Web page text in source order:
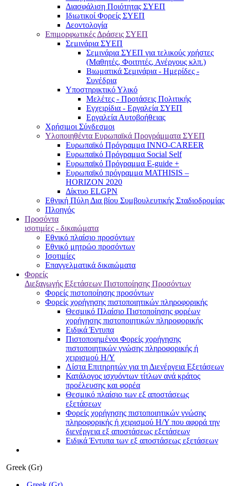
Διασφάλιση Ποιότητας ΣΥΕΠ
Ιδιωτικοί Φορείς ΣΥΕΠ
Δεοντολογία
Επιμορφωτικές Δράσεις ΣΥΕΠ
Σεμινάρια ΣΥΕΠ
Σεμινάρια ΣΥΕΠ για τελικούς χρήστες
(Μαθητές, Φοιτητές, Ανέργους κλπ.)
Βιωματικά Σεμινάρια - Ημερίδες -
Συνέδρια
Υποστηρικτικό Υλικό
Μελέτες - Προτάσεις Πολιτικής
Εγχειρίδια - Εργαλεία ΣΥΕΠ
Εργαλεία Αυτοβοήθειας
Χρήσιμοι Σύνδεσμοι
Υλοποιηθέντα Ευρωπαϊκά Προγράμματα ΣΥΕΠ
Ευρωπαϊκό Πρόγραμμα INNO-CAREER
Ευρωπαϊκό Πρόγραμμα Social Self
Ευρωπαϊκό Πρόγραμμα E-guide +
Ευρωπαϊκό πρόγραμμα MATHISIS –
HORIZON 2020
Δίκτυο ELGPN
Εθνική Πύλη Δια βίου Συμβουλευτικής Σταδιοδρομίας
Πλοηγός
Προσόντα
ισοτιμίες - δικαιώματα
Εθνικό πλαίσιο προσόντων
Εθνικό μητρώο προσόντων
Ισοτιμίες
Επαγγελματικά δικαιώματα
Φορείς
Διεξαγωγής Εξετάσεων Πιστοποίησης Προσόντων
Φορείς πιστοποίησης προσόντων
Φορείς χορήγησης πιστοποιητικών πληροφορικής
Θεσμικό Πλαίσιο Πιστοποίησης φορέων
χορήγησης πιστοποιητικών πληροφορικής
Ειδικά Έντυπα
Πιστοποιημένοι Φορείς χορήγησης
πιστοποιητικών γνώσης πληροφορικής ή
χειρισμού Η/Υ
Λίστα Επιτηρητών για τη Διενέργεια Εξετάσεων
Κατάλογος ισχυόντων τίτλων ανά κράτος
προέλευσης και φορέα
Θεσμικό πλαίσιο των εξ αποστάσεως
εξετάσεων
Φορείς χορήγησης πιστοποιητικών γνώσης
πληροφορικής ή χειρισμού Η/Υ που αφορά την
διενέργεια εξ αποστάσεως εξετάσεων
Ειδικά Έντυπα των εξ αποστάσεως εξετάσεων
Greek (Gr)